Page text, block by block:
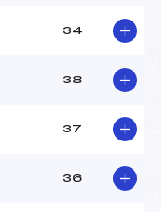
34
38
37
36